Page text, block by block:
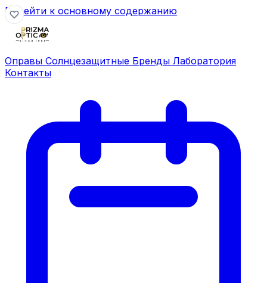
Перейти к основному содержанию
Оправы Солнцезащитные Бренды Лаборатория
Контакты